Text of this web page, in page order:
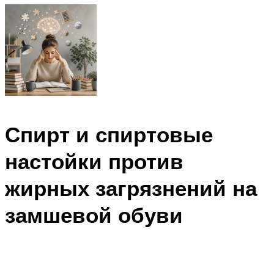
Спирт и спиртовые
настойки против
жирных загрязнений на
замшевой обуви